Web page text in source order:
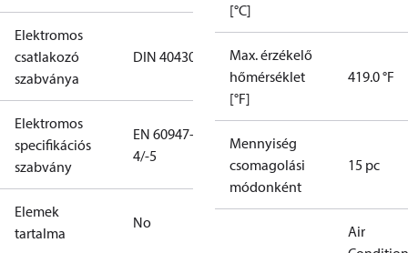
Elektromos
csatlakozó
szabványa
DIN 40430
Elektromos
specifikációs
szabvány
EN 60947-
4/-5
Elemek
tartalma
No
[°C]
Max. érzékelő
hőmérséklet
[°F]
419.0 °F
Mennyiség
csomagolási
módonként
15 pc
Air